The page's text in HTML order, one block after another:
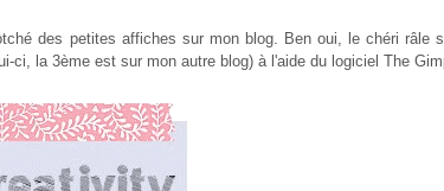
des petites affiches sur mon blog. Ben oui, le chéri râle
ci, la 3ème est sur mon autre blog) à l'aide du logiciel The